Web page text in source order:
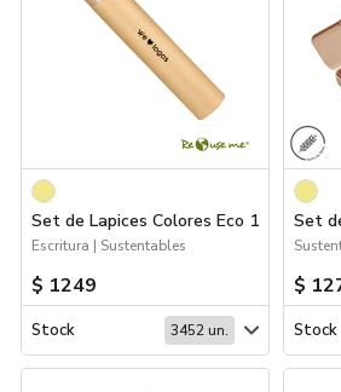
Set de Lapices Colores Eco 12 Tubo
Escritura | Sustentables
$ 1249
Stock 3452 un.
Set
$
Stock